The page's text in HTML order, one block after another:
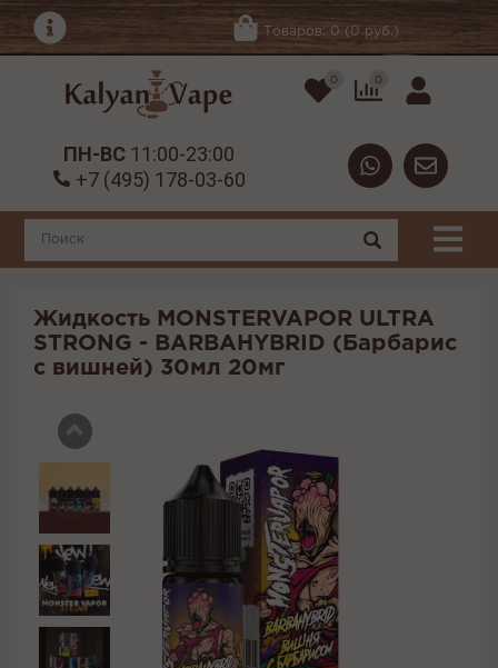
Товаров: 0 (0 руб.)
0 0
ПН-ВС 11:00-23:00
+7 (495) 178-03-60
Жидкость MONSTERVAPOR ULTRA
STRONG - BARBAHYBRID (Барбарис
с вишней) 30мл 20мг